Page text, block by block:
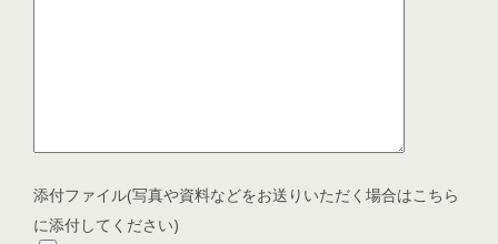
添付ファイル(写真や資料などをお送りいただく場合はこちら
に添付してください)